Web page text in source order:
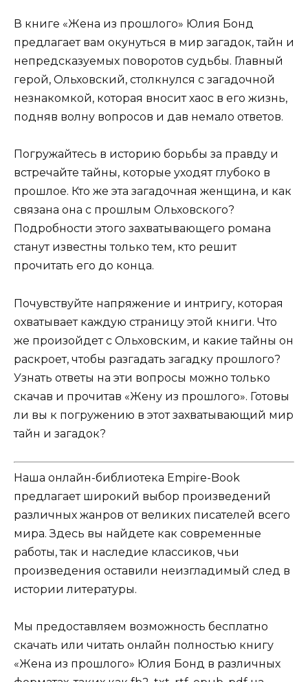
В книге «Жена из прошлого» Юлия Бонд
предлагает вам окунуться в мир загадок, тайн и
непредсказуемых поворотов судьбы. Главный
герой, Ольховский, столкнулся с загадочной
незнакомкой, которая вносит хаос в его жизнь,
подняв волну вопросов и дав немало ответов.
Погружайтесь в историю борьбы за правду и
встречайте тайны, которые уходят глубоко в
прошлое. Кто же эта загадочная женщина, и как
связана она с прошлым Ольховского?
Подробности этого захватывающего романа
станут известны только тем, кто решит
прочитать его до конца.
Почувствуйте напряжение и интригу, которая
охватывает каждую страницу этой книги. Что
же произойдет с Ольховским, и какие тайны он
раскроет, чтобы разгадать загадку прошлого?
Узнать ответы на эти вопросы можно только
скачав и прочитав «Жену из прошлого». Готовы
ли вы к погружению в этот захватывающий мир
тайн и загадок?
Наша онлайн-библиотека Empire-Book
предлагает широкий выбор произведений
различных жанров от великих писателей всего
мира. Здесь вы найдете как современные
работы, так и наследие классиков, чьи
произведения оставили неизгладимый след в
истории литературы.
Мы предоставляем возможность бесплатно
скачать или читать онлайн полностью книгу
«Жена из прошлого» Юлия Бонд в различных